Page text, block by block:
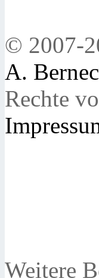
© 2007-
A.
Rechte
Weitere